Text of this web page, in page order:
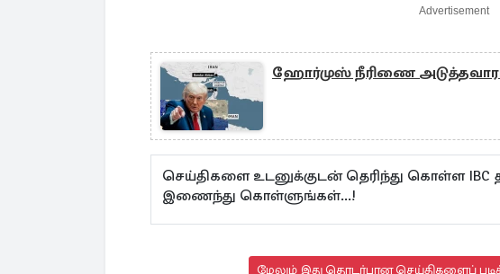
Advertisement
ஹோர்முஸ் நீரிணை அடுத்தவாரம்
செய்திகளை உடனுக்குடன் தெரிந்து கொள்ள IBC
இணைந்து கொள்ளுங்கள்...!
மேலும் இது தொடர்பான செய்திகளைப்